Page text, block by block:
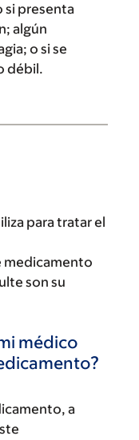
si presenta
algún
o si se
débil.
para tratar el
medicamento
son su
médico
a